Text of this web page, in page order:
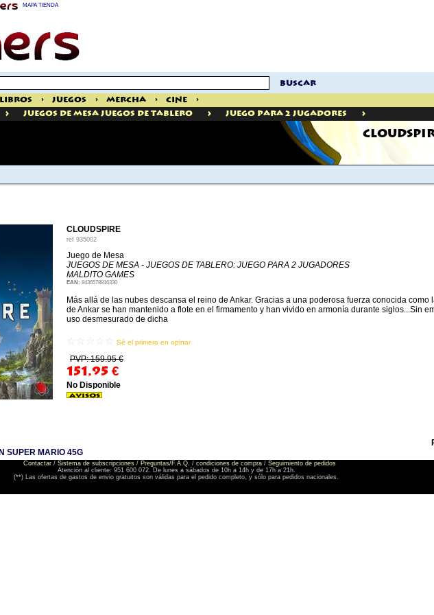
MAPA TIENDA
buscar
Libros > Juegos > Mercha > Cine
>
> Juegos De Mesa Juegos De Tablero > Juego Para 2 Jugadores >
CLOUDSPIRE
ref 935002
Juego de Mesa
JUEGOS DE MESA - JUEGOS DE TABLERO: JUEGO PARA 2 JUGADORES
MALDITO GAMES
EAN: 8436578816330
Más allá de las nubes descansa el reino de Ankar. Gracias a una poderosa fuerza conocida como
de Ankar se han mantenido a flote en el firmamento y han vivido en armonía durante siglos...Sin
uso desmesurado de dicha
Sé el primero en opinar
PVP: 159.95 €
151.95 €
No Disponible
SUPER MARIO 45G
Contactar / Sistema de subscripciones / Preguntas/F.A.Q. / condiciones de compra / Seguimiento de pedidos
Atención al cliente: 951 600 072. De lunes a sábados de 10h a 14h y de 17h a 21h.
(**) Las ofertas de gastos de envio gratuitos son válidas para el pedido completo, y sólo para pedidos nacionales.